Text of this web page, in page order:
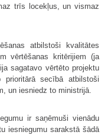
trīs locekļus, un vismaz
atbilstoši kvalitātes
vērtēšanas kritērijiem (ja
sagatavo vērtēto projektu
secībā atbilstoši
un iesniedz to ministrijā.
ir saņēmuši vienādu
iesniegumu sarakstā šādā